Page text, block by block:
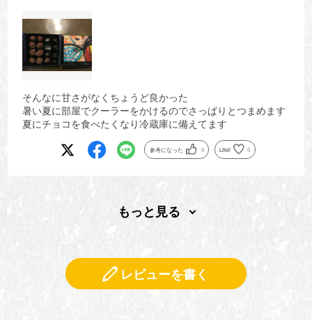
そんなに甘さがなくちょうど良かった
暑い夏に部屋でクーラーをかけるのでさっぱりとつまめます
夏にチョコを食べたくなり冷蔵庫に備えてます
参考になった 0 Like! 0
もっと見る
レビューを書く